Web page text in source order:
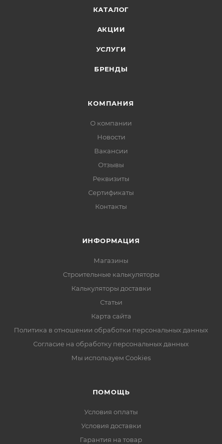
КАТАЛОГ
АКЦИИ
УСЛУГИ
БРЕНДЫ
КОМПАНИЯ
О компании
Новости
Вакансии
Отзывы
Реквизиты
Сертификаты
Контакты
ИНФОРМАЦИЯ
Магазины
Строительные калькуляторы
Калькуляторы доставки
Статьи
Карта сайта
Политика в отношении обработки персональных данных
Согласие на обработку персональных данных
Мы используем Cookies
ПОМОЩЬ
Условия оплаты
Условия доставки
Гарантия на товар